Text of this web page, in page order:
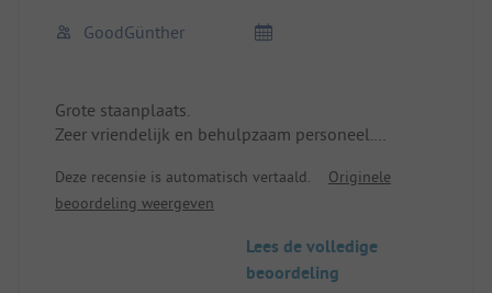
GoodGünther
Grote staanplaats.
Zeer vriendelijk en behulpzaam personeel.
Uitstekend restaurant op de camping.
Sanitair schoon maar op leeftijd.
Deze recensie is automatisch vertaald.
Originele
beoordeling weergeven
Lees de volledige
beoordeling